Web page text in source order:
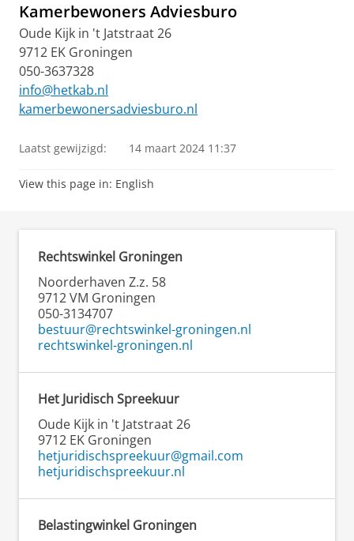
Kamerbewoners Adviesburo
Oude Kijk in 't Jatstraat 26
9712 EK Groningen
050-3637328
info@hetkab.nl
kamerbewonersadviesburo.nl
Laatst gewijzigd: 14 maart 2024 11:37
View this page in: English
Rechtswinkel Groningen
Noorderhaven Z.z. 58
9712 VM Groningen
050-3134707
bestuur@rechtswinkel-groningen.nl
rechtswinkel-groningen.nl
Het Juridisch Spreekuur
Oude Kijk in 't Jatstraat 26
9712 EK Groningen
hetjuridischspreekuur@gmail.com
hetjuridischspreekuur.nl
Belastingwinkel Groningen